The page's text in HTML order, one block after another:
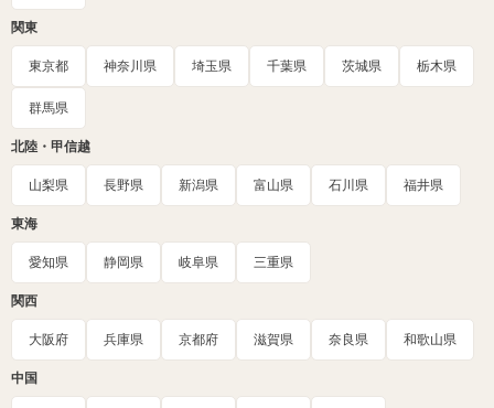
関東
東京都 神奈川県 埼玉県 千葉県 茨城県 栃木県
群馬県
北陸・甲信越
山梨県 長野県 新潟県 富山県 石川県 福井県
東海
愛知県 静岡県 岐阜県 三重県
関西
大阪府 兵庫県 京都府 滋賀県 奈良県 和歌山県
中国